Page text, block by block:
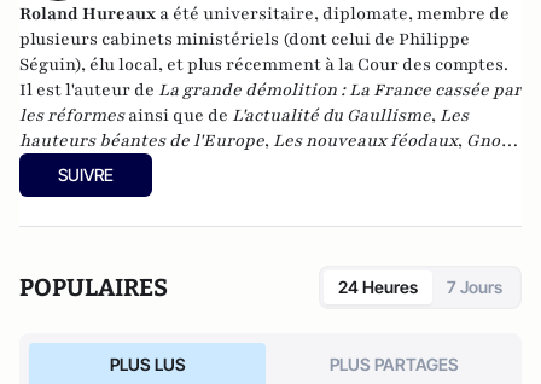
Roland Hureaux a été universitaire, diplomate, membre de
plusieurs cabinets ministériels (dont celui de Philippe
Séguin), élu local, et plus récemment à la Cour des comptes.
Il est l'auteur de La grande démolition : La France cassée par
les réformes ainsi que de L'actualité du Gaullisme, Les
hauteurs béantes de l'Europe, Les nouveaux féodaux, Gnose
et gnostiques des origines à nos jours
SUIVRE
POPULAIRES 24 Heures 7 Jours
PLUS LUS PLUS PARTAGES